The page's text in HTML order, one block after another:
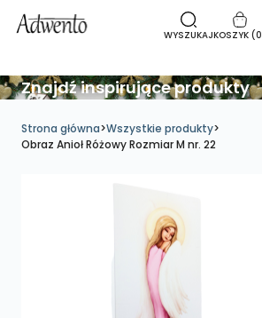
WYSZUKAJKOSZYK (0
Znajdź inspirujące produkty
Strona główna>Wszystkie produkty>
Obraz Anioł Różowy Rozmiar M nr. 22